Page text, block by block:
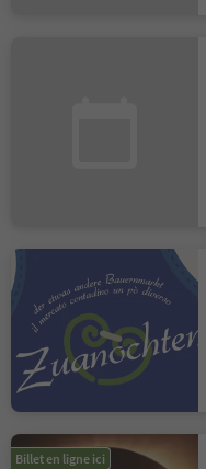
Billet en ligne ici